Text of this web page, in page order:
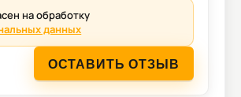
на обработку
данных
ОСТАВИТЬ ОТЗЫВ